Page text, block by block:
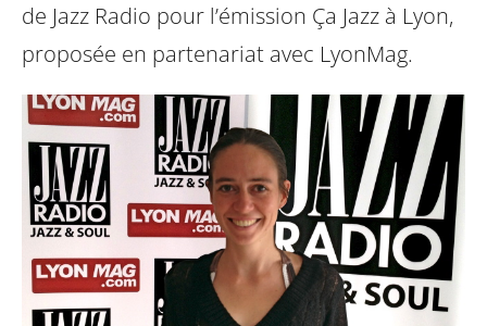
de Jazz Radio pour l’émission Ça Jazz à Lyon,
proposée en partenariat avec LyonMag.